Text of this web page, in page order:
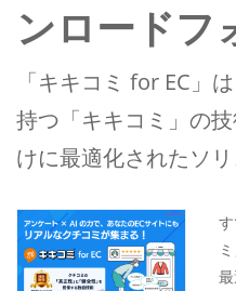
ンロードフ
「キキコミ for EC」
持つ「キキコミ」の
けに最適化されたソリ